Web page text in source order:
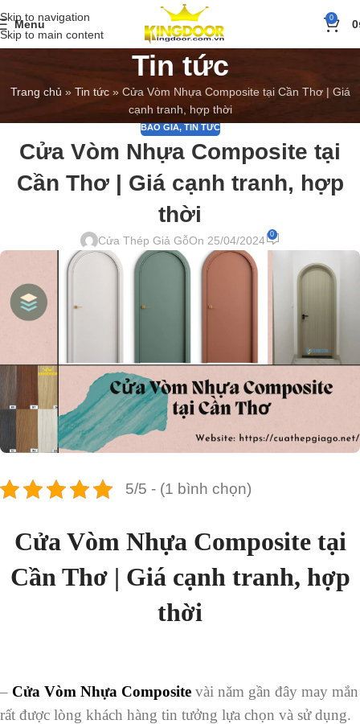
Skip to navigation
Skip to main content
Menu 0 0
Tin tức
Trang chủ » Tin tức» Cửa Vòm Nhựa Composite tại Cần Thơ | Giá
cạnh tranh, hợp thời
BÁO GIÁ, TIN TỨC
Cửa Vòm Nhựa Composite tại
Cần Thơ | Giá cạnh tranh, hợp
thời
Cửa Thép Giả GỗOn 25/04/2024 0
5/5 - (1 bình chọn)
Cửa Vòm Nhựa Composite tại
Cần Thơ | Giá cạnh tranh, hợp
thời
– Cửa Vòm Nhựa Composite vài năm gần đây may mắn
rất được lòng khách hàng tin tưởng lựa chọn và sử dụng.